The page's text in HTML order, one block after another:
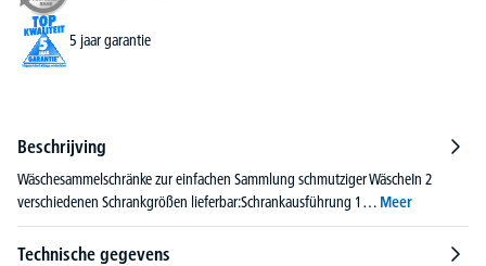
5 jaar garantie
Beschrijving
Wäschesammelschränke zur einfachen Sammlung schmutziger WäscheIn 2
verschiedenen Schrankgrößen lieferbar:Schrankausführung 1… Meer
Technische gegevens